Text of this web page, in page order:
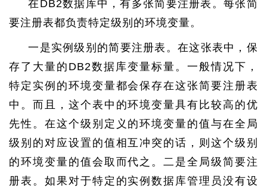
在DB2数据库中，有多张简要注册表。每张简
要注册表都负责特定级别的环境变量。
一是实例级别的简要注册表。在这张表中，保
存了大量的DB2数据库变量标量。一般情况下，
特定实例的环境变量都会保存在这张简要注册表
中。而且，这个表中的环境变量具有比较高的优
先性。在这个级别定义的环境变量的值与在全局
级别的对应设置的值相互冲突的话，则这个级别
的环境变量的值会取而代之。二是全局级简要注
册表。如果对于特定的实例数据库管理员没有设